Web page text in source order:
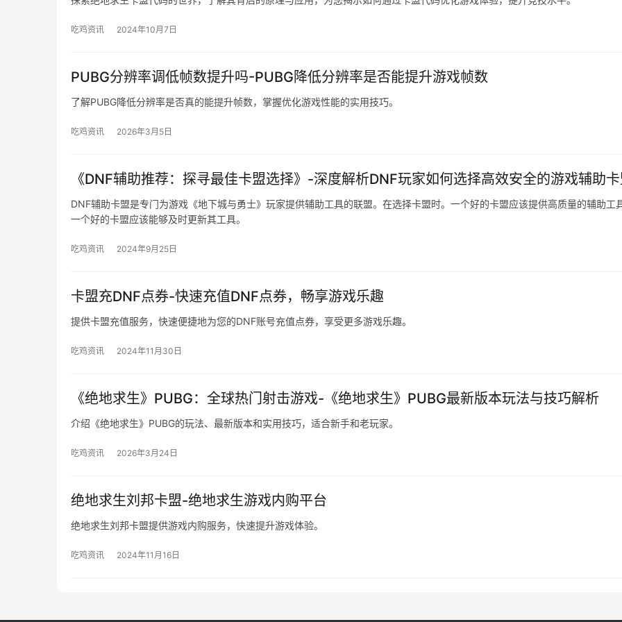
吃鸡资讯 2024年10月7日
PUBG分辨率调低帧数提升吗-PUBG降低分辨率是否能提升游戏帧数
了解PUBG降低分辨率是否真的能提升帧数，掌握优化游戏性能的实用技巧。
吃鸡资讯 2026年3月5日
《DNF辅助推荐：探寻最佳卡盟选择》-深度解析DNF玩家如何选择高效安全的游戏辅助
DNF辅助卡盟是专门为游戏《地下城与勇士》玩家提供辅助工具的联盟。在选择卡盟时。一个好的卡盟应该提供高质量的辅助工
一个好的卡盟应该能够及时更新其工具。
吃鸡资讯 2024年9月25日
卡盟充DNF点券-快速充值DNF点券，畅享游戏乐趣
提供卡盟充值服务，快速便捷地为您的DNF账号充值点券，享受更多游戏乐趣。
吃鸡资讯 2024年11月30日
《绝地求生》PUBG：全球热门射击游戏-《绝地求生》PUBG最新版本玩法与技巧解析
介绍《绝地求生》PUBG的玩法、最新版本和实用技巧，适合新手和老玩家。
吃鸡资讯 2026年3月24日
绝地求生刘邦卡盟-绝地求生游戏内购平台
绝地求生刘邦卡盟提供游戏内购服务，快速提升游戏体验。
吃鸡资讯 2024年11月16日